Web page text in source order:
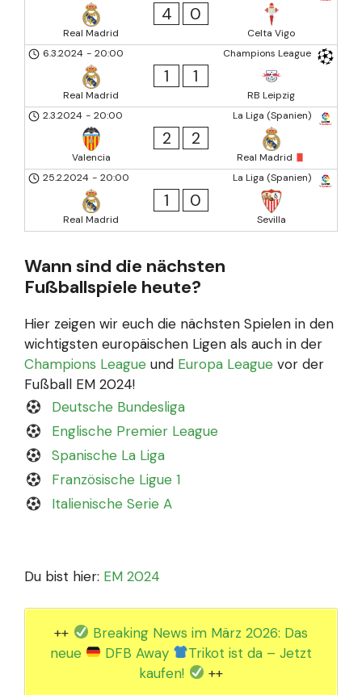
Real Madrid
4 0
Celta Vigo
Champions League
6.3.2024 - 20:00
Real Madrid
1 1
RB Leipzig
La Liga (Spanien)
2.3.2024 - 20:00
Valencia
2 2
Real Madrid
La Liga (Spanien)
25.2.2024 - 20:00
Real Madrid
1 0
Sevilla
Wann sind die nächsten
Fußballspiele heute?
Hier zeigen wir euch die nächsten Spielen in den
wichtigsten europäischen Ligen als auch in der
Champions League und Europa League vor der
Fußball EM 2024!
Deutsche Bundesliga
Englische Premier League
Spanische La Liga
Französische Ligue 1
Italienische Serie A
Du bist hier: EM 2024
++
Breaking News im März 2026: Das
neue
DFB Away
Trikot ist da – Jetzt
kaufen!
++